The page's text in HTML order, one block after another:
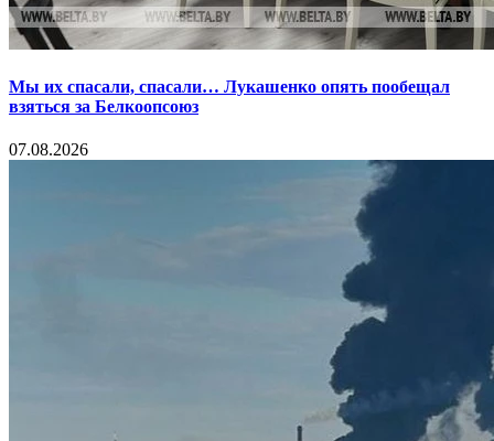
Мы их спасали, спасали… Лукашенко опять пообещал
взяться за Белкоопсоюз
07.08.2026